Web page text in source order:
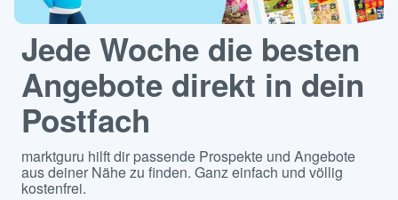
Jede Woche die besten
Angebote direkt in dein
Postfach
marktguru hilft dir passende Prospekte und Angebote
aus deiner Nähe zu finden. Ganz einfach und völlig
kostenfrei.